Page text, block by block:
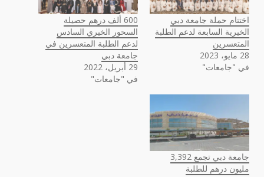
اختتام حملة جامعة دبي
الخيرية السابعة لدعم الطلبة
المتعسرين
28 مايو، 2023
في "جامعات"
600 ألف درهم حصيلة
السحور الخيري السادس
لدعم الطلبة المتعسرين في
جامعة دبي
29 أبريل، 2022
في "جامعات"
جامعة دبي تجمع 3,392
مليون درهم للطلبة